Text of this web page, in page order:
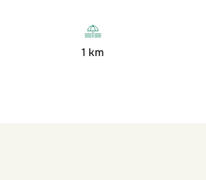
1 km